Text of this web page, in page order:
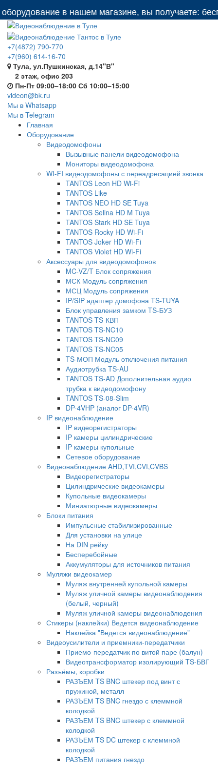
в нашем магазине, вы получаете:
+7(4872) 790-770
+7(960) 614-16-70
Тула, ул.Пушкинская, д.14"В"
2 этаж, офис 203
Пн-Пт 09:00–18:00 Сб 10:00–15:00
videon@bk.ru
Мы в Whatsapp
Мы в Telegram
Главная
Оборудование
Видеодомофоны
Вызывные панели видеодомофона
Мониторы видеодомофона
WI-FI видеодомофоны с переадресацией звонка
TANTOS Leon HD Wi-Fi
TANTOS Like
TANTOS NEO HD SE Tuya
TANTOS Selina HD M Tuya
TANTOS Stark HD SE Tuya
TANTOS Rocky HD Wi-Fi
TANTOS Joker HD Wi-Fi
TANTOS Violet HD Wi-Fi
Аксессуары для видеодомофонов
MC-VZ/T Блок сопряжения
МСК Модуль сопряжения
МСЦ Модуль сопряжения
IP/SIP адаптер домофона TS-TUYA
Блок управления замком TS-БУЗ
TANTOS TS-КВП
TANTOS TS-NC10
TANTOS TS-NC09
TANTOS TS-NC05
TS-МОП Модуль отключения питания
Аудиотрубка TS-AU
TANTOS TS-AD Дополнительная аудио
трубка к видеодомофону
TANTOS TS-08-Slim
DP-4VHP (аналог DP-4VR)
IP видеонаблюдение
IP видеорегистраторы
IP камеры цилиндрические
IP камеры купольные
Сетевое оборудование
Видеонаблюдение AHD,TVI,CVI,CVBS
Видеорегистраторы
Цилиндрические видеокамеры
Купольные видеокамеры
Миниатюрные видеокамеры
Блоки питания
Импульсные стабилизированные
Для установки на улице
На DIN рейку
Бесперебойные
Аккумуляторы для источников питания
Муляжи видеокамер
Муляж внутренней купольной камеры
Муляж уличной камеры видеонаблюдения
(белый, черный)
Муляж уличной камеры видеонаблюдения
Стикеры (наклейки) Ведется видеонаблюдение
Наклейка "Ведется видеонаблюдение"
Видеоусилители и приемники-передатчики
Приемо-передатчик по витой паре (балун)
Видеотрансформатор изолирующий TS-БВГ
Разъёмы, коробки
РАЗЪЕМ TS BNC штекер под винт с
пружиной, металл
РАЗЪЕМ TS BNC гнездо с клеммной
колодкой
РАЗЪЕМ TS BNC штекер с клеммной
колодкой
РАЗЪЕМ TS DC штекер с клеммной
колодкой
РАЗЪЕМ питания гнездо